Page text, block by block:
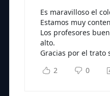
Es maravilloso el
Estamos muy
Los profesores
alto.
Gracias por el trato
2
0